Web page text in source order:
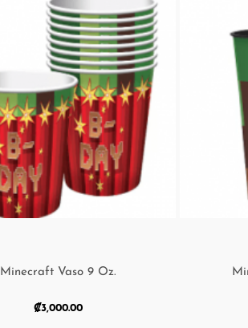
Minecraft Vaso 9 Oz.
₡3,000.00